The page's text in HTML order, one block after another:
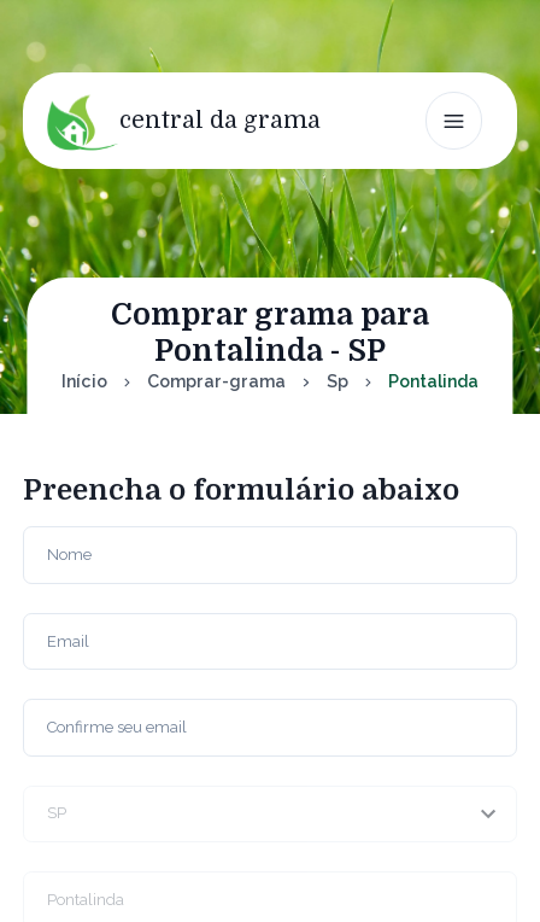
central da grama
Comprar grama para
Pontalinda - SP
Início Comprar-grama Sp Pontalinda
Preencha o formulário abaixo